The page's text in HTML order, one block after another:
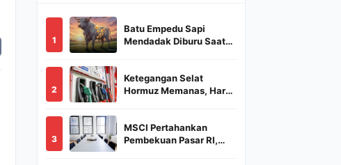
1
Batu Empedu Sapi
Mendadak Diburu Saat
Puluhan Juta
2
Ketegangan Selat
Hormuz Memanas, Harga
3
MSCI Pertahankan
Pembekuan Pasar RI,